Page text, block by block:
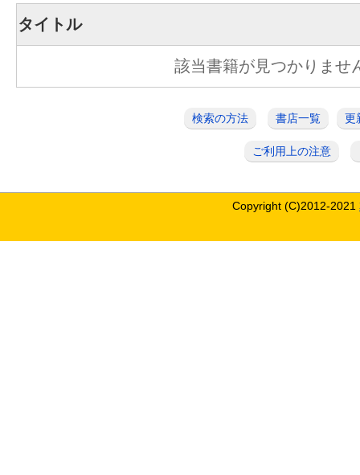
タイトル
該当書籍が見つかりませ
検索の方法 書店一覧 更
ご利用上の注意
Copyright (C)2012-2021